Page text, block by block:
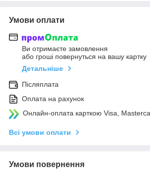
Умови оплати
Ви отримаєте замовлення
або гроші повернуться на вашу картку
Детальніше
Післяплата
Оплата на рахунок
Онлайн-оплата карткою Visa,
Всі умови оплати
Умови повернення